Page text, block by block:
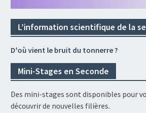
L’information scientifique de la
D'où vient le bruit du tonnerre ?
Mini-Stages en Seconde
Des mini-stages sont disponibles pour
découvrir de nouvelles filières.